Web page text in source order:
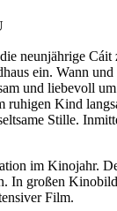
neunjährige
ein. Wann
und liebevoll
ruhigen Kind
Stille.
im Kinojahr.
In großen
Film.